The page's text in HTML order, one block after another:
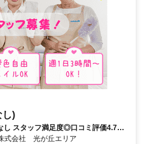
し)
し スタッフ満足度◎口コミ評価4.7以
OK 最寄り駅で面接可能 勤務開始時
式会社 光が丘エリア